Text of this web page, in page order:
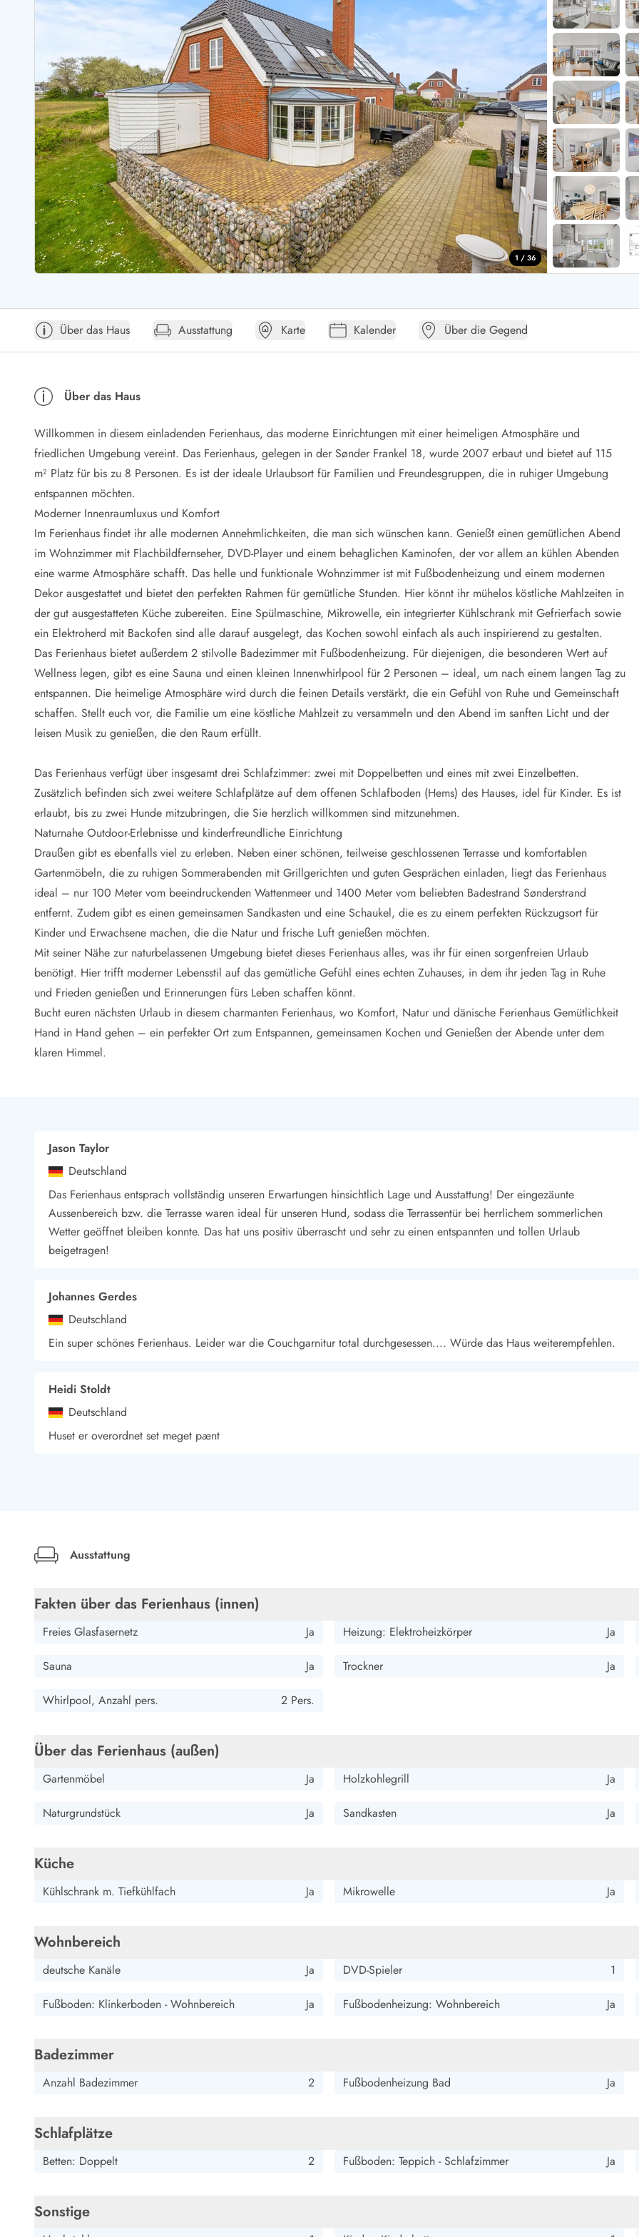
Ferienhäuser mit Whirlpool
Ferienhäuser mit Freitagswechsel
Ferienhaus für 2 Personen
Ferienhaus für 4 Personen
Ferienhaus für 6 Personen
Ferienhäuser
Ferienhäuser
Ferienhäuser
Ferienhäuser BjerregardFerienhäuser BlavandFerienhäuser Hvide SandeFerienhäuser Sondervig
Ferienhäuser Argab
Ferienhäuser in Arrild
Ferienhäuser Bjerregard
Ferienhäuser Blavand
Ferienhäuser Bork Havn
Ferienhäuser Fjand
Ferienhäuser Fanö
Ferienhäuser Graerup Strand
Ferienhäuser Haurvig
Ferienhäuser Henne Strand
Ferienhäuser Ho
Ferienhäuser Houstrup
Ferienhäuser Houvig
Ferienhäuser auf Holmsland Klit
Ferienhäuser in Holmsland
Ferienhäuser Hvide Sande
Ferienhäuser Jegum
Ferienhäuser Klegod
Ferienhäuser Lodbjerg Hede
Ferienhäuser Nr. Lyngvig
Ferienhäuser in
Ferienhäuser
Ferienhäuser
Ferienhäuser
Ferienhäuser
Ferienhäuser in
Ferienhäuser
Ferienhäuser
Ferienhäuser
Öffnungszeiten
Anreise
Ferienhaus ABC
Häufige Fragen zur Buchung
Verleihservice
Reisescheckliste
Endreinigung
Gutschein
Frühbucher
Mietbedingungen
Reiseführer Dänemark
Tipps für Urlaub in Dänemark
Wetter in Dänemark
Saisonzeiten
Badesicherheit im Meer
Naturschutz
Webcam Dänemark
Ferienhauskatalog
Fotowettbewerb
Vorteile bei uns
Esmark VIP - Partnervorteile und Rabatte
Preisgarantie
Keine Kaution
Gästebewertungen
Gratis WLAN
We love people
Esmark VIP Partnervorteile
Esmark KidsVIP
LEGOLAND® Rabatt
Urlaub mit Kindern
Urlaub mit Hund
Urlaub am Strand
Urlaub in der Natur
Finde Bernstein am Strand
Bowling in Dänemark
Minigolf spielen in Dänemark
Schwimmhallen und Badeländer
Golfen in Dänemark
Fitnesscenter in Dänemark
Fahrradfahren in Dänemark
Reiten in Dänemark
Wandern in Dänemark
Segeln in Dänemark
Kultur in Dänemark
Kunstmuseen
Kunsthandwerk und Galerien
Essen und Trinken
Esmark BjerregardEsmark SondervigEsmark HoustrupEsmark Fanö
Qualität seit 1965
Nachhaltigkeit
Newsletter
Datenschutzerklärung
Impressum
1 / 36
Über das Haus Ausstattung Karte Kalender Über die Gegend
Über das Haus
Willkommen in diesem einladenden Ferienhaus, das moderne Einrichtungen mit einer heimeligen Atmosphäre und
friedlichen Umgebung vereint. Das Ferienhaus, gelegen in der Sønder Frankel 18, wurde 2007 erbaut und bietet auf 115
m² Platz für bis zu 8 Personen. Es ist der ideale Urlaubsort für Familien und Freundesgruppen, die in ruhiger Umgebung
entspannen möchten.
Moderner Innenraumluxus und Komfort
Im Ferienhaus findet ihr alle modernen Annehmlichkeiten, die man sich wünschen kann. Genießt einen gemütlichen Abend
im Wohnzimmer mit Flachbildfernseher, DVD-Player und einem behaglichen Kaminofen, der vor allem an kühlen Abenden
eine warme Atmosphäre schafft. Das helle und funktionale Wohnzimmer ist mit Fußbodenheizung und einem modernen
Dekor ausgestattet und bietet den perfekten Rahmen für gemütliche Stunden. Hier könnt ihr mühelos köstliche Mahlzeiten in
der gut ausgestatteten Küche zubereiten. Eine Spülmaschine, Mikrowelle, ein integrierter Kühlschrank mit Gefrierfach sowie
ein Elektroherd mit Backofen sind alle darauf ausgelegt, das Kochen sowohl einfach als auch inspirierend zu gestalten.
Das Ferienhaus bietet außerdem 2 stilvolle Badezimmer mit Fußbodenheizung. Für diejenigen, die besonderen Wert auf
Wellness legen, gibt es eine Sauna und einen kleinen Innenwhirlpool für 2 Personen – ideal, um nach einem langen Tag zu
entspannen. Die heimelige Atmosphäre wird durch die feinen Details verstärkt, die ein Gefühl von Ruhe und Gemeinschaft
schaffen. Stellt euch vor, die Familie um eine köstliche Mahlzeit zu versammeln und den Abend im sanften Licht und der
leisen Musik zu genießen, die den Raum erfüllt.
Das Ferienhaus verfügt über insgesamt drei Schlafzimmer: zwei mit Doppelbetten und eines mit zwei Einzelbetten.
Zusätzlich befinden sich zwei weitere Schlafplätze auf dem offenen Schlafboden (Hems) des Hauses, idel für Kinder. Es ist
erlaubt, bis zu zwei Hunde mitzubringen, die Sie herzlich willkommen sind mitzunehmen.
Naturnahe Outdoor-Erlebnisse und kinderfreundliche Einrichtung
Draußen gibt es ebenfalls viel zu erleben. Neben einer schönen, teilweise geschlossenen Terrasse und komfortablen
Gartenmöbeln, die zu ruhigen Sommerabenden mit Grillgerichten und guten Gesprächen einladen, liegt das Ferienhaus
ideal – nur 100 Meter vom beeindruckenden Wattenmeer und 1400 Meter vom beliebten Badestrand Sønderstrand
entfernt. Zudem gibt es einen gemeinsamen Sandkasten und eine Schaukel, die es zu einem perfekten Rückzugsort für
Kinder und Erwachsene machen, die die Natur und frische Luft genießen möchten.
Mit seiner Nähe zur naturbelassenen Umgebung bietet dieses Ferienhaus alles, was ihr für einen sorgenfreien Urlaub
benötigt. Hier trifft moderner Lebensstil auf das gemütliche Gefühl eines echten Zuhauses, in dem ihr jeden Tag in Ruhe
und Frieden genießen und Erinnerungen fürs Leben schaffen könnt.
Bucht euren nächsten Urlaub in diesem charmanten Ferienhaus, wo Komfort, Natur und dänische Ferienhaus Gemütlichkeit
Hand in Hand gehen – ein perfekter Ort zum Entspannen, gemeinsamen Kochen und Genießen der Abende unter dem
klaren Himmel.
Jason Taylor
Deutschland
Das Ferienhaus entsprach vollständig unseren Erwartungen hinsichtlich Lage und Ausstattung! Der eingezäunte
Aussenbereich bzw. die Terrasse waren ideal für unseren Hund, sodass die Terrassentür bei herrlichem sommerlichen
Wetter geöffnet bleiben konnte. Das hat uns positiv überrascht und sehr zu einen entspannten und tollen Urlaub
beigetragen!
Johannes Gerdes
Deutschland
Ein super schönes Ferienhaus. Leider war die Couchgarnitur total durchgesessen.... Würde das Haus weiterempfehlen.
Heidi Stoldt
Deutschland
Huset er overordnet set meget pænt
Ausstattung
Fakten über das Ferienhaus (innen)
Freies Glasfasernetz Ja Heizung: Elektroheizkörper Ja
Sauna Ja Trockner Ja
Whirlpool, Anzahl pers. 2 Pers.
Über das Ferienhaus (außen)
Gartenmöbel Ja Holzkohlegrill Ja
Naturgrundstück Ja Sandkasten Ja
Küche
Kühlschrank m. Tiefkühlfach Ja Mikrowelle Ja
Wohnbereich
deutsche Kanäle Ja DVD-Spieler 1
Fußboden: Klinkerboden - Wohnbereich Ja Fußbodenheizung: Wohnbereich Ja
Badezimmer
Anzahl Badezimmer 2 Fußbodenheizung Bad Ja
Schlafplätze
Betten: Doppelt 2 Fußboden: Teppich - Schlafzimmer Ja
Sonstige